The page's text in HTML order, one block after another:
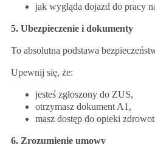
jak wygląda dojazd do pracy
5. Ubezpieczenie i dokumenty
To absolutna podstawa
Upewnij się, że:
jesteś zgłoszony do ZUS,
otrzymasz dokument A1,
masz dostęp do opieki
6. Zrozumienie umowy